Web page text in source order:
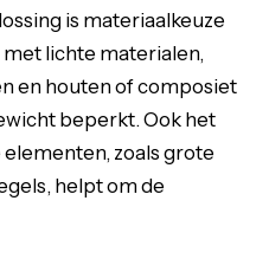
is materiaalkeuze
lichte materialen,
en houten of composiet
beperkt. Ook het
zoals grote
helpt om de